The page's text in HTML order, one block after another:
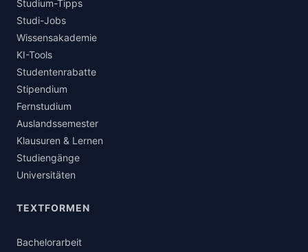
Studium-Tipps
Studi-Jobs
Wissensakademie
KI-Tools
Studentenrabatte
Stipendium
Fernstudium
Auslandssemester
Klausuren & Lernen
Studiengänge
Universitäten
TEXTFORMEN
Bachelorarbeit